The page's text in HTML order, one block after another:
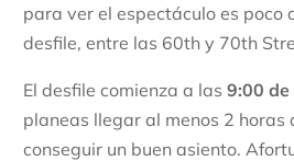
para ver el espectáculo es poco
desfile, entre las 60th y 70th
El desfile comienza a las 9:00
planeas llegar al menos 2 horas
conseguir un buen asiento.